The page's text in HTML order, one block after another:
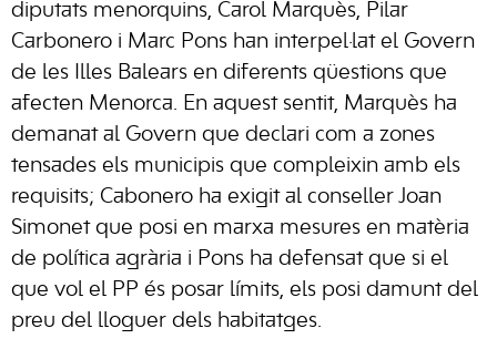
diputats menorquins, Carol Marquès, Pilar
Carbonero i Marc Pons han interpel·lat el Govern
de les Illes Balears en diferents qüestions que
afecten Menorca. En aquest sentit, Marquès ha
demanat al Govern que declari com a zones
tensades els municipis que compleixin amb els
requisits; Cabonero ha exigit al conseller Joan
Simonet que posi en marxa mesures en matèria
de política agrària i Pons ha defensat que si el
que vol el PP és posar límits, els posi damunt del
preu del lloguer dels habitatges.